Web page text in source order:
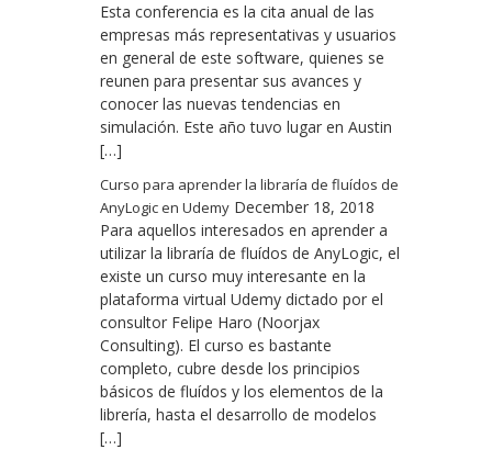
Esta conferencia es la cita anual de las
empresas más representativas y usuarios
en general de este software, quienes se
reunen para presentar sus avances y
conocer las nuevas tendencias en
simulación. Este año tuvo lugar en Austin
[…]
Curso para aprender la libraría de fluídos de
AnyLogic en Udemy December 18, 2018
Para aquellos interesados en aprender a
utilizar la libraría de fluídos de AnyLogic, el
existe un curso muy interesante en la
plataforma virtual Udemy dictado por el
consultor Felipe Haro (Noorjax
Consulting). El curso es bastante
completo, cubre desde los principios
básicos de fluídos y los elementos de la
librería, hasta el desarrollo de modelos
[…]